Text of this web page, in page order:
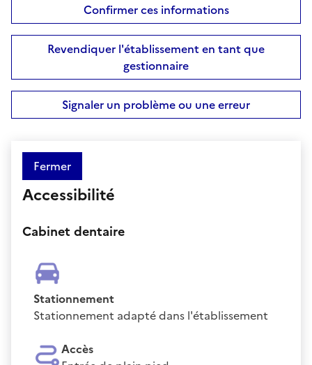
Confirmer ces informations
Revendiquer l'établissement en tant que
gestionnaire
Signaler un problème ou une erreur
Fermer
Accessibilité
Cabinet dentaire
Stationnement
Stationnement adapté dans l'établissement
Accès